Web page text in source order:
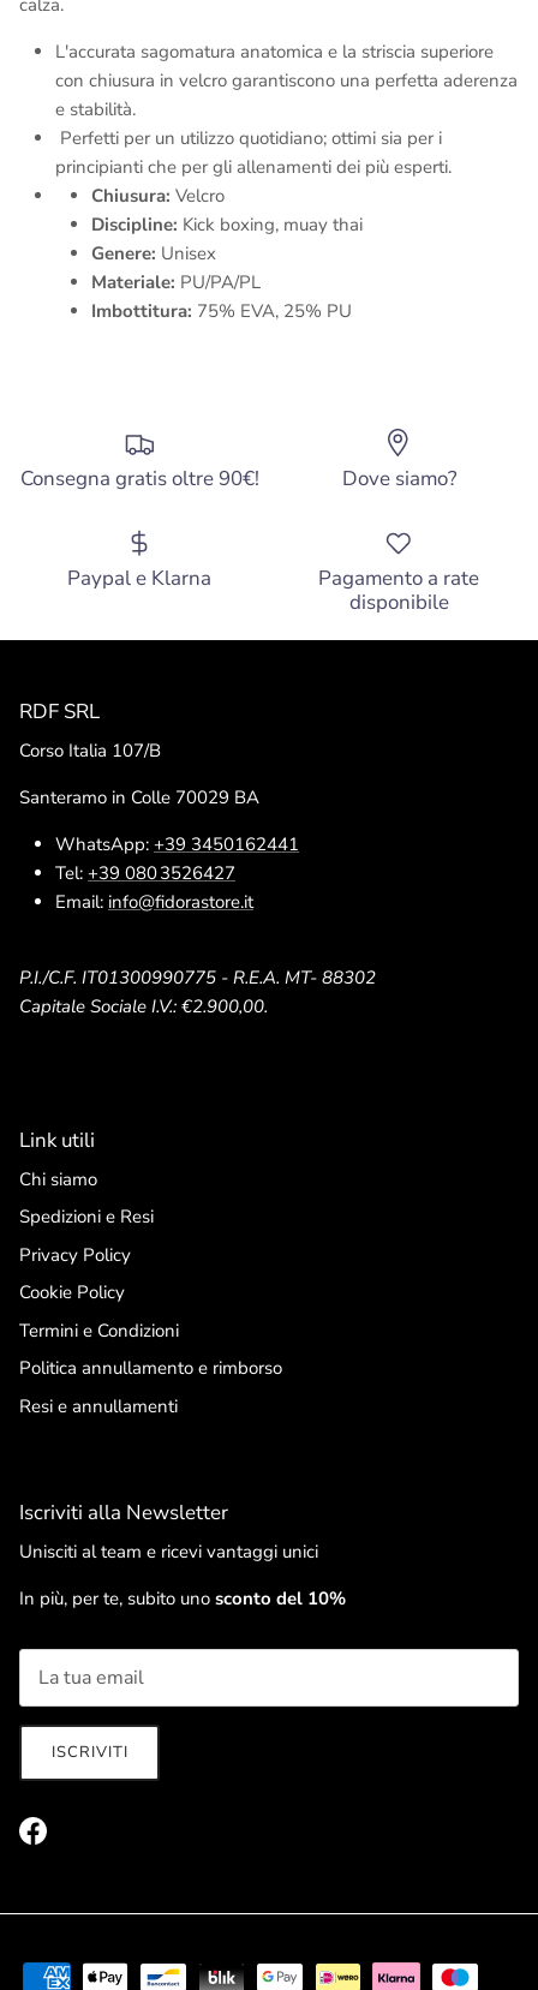
L'accurata sagomatura anatomica e la striscia superiore
con chiusura in velcro garantiscono una perfetta aderenza
e stabilità.
Perfetti per un utilizzo quotidiano; ottimi sia per i
principianti che per gli allenamenti dei più esperti.
Chiusura: Velcro
Discipline: Kick boxing, muay thai
Genere: Unisex
Materiale: PU/PA/PL
Imbottitura: 75% EVA, 25% PU
Consegna gratis oltre 90€! Dove siamo?
Paypal e Klarna
Pagamento a rate
disponibile
RDF SRL
Corso Italia 107/B
Santeramo in Colle 70029 BA
WhatsApp: +39 3450162441
Tel: +39 080 3526427
Email: info@fidorastore.it
P.I./C.F. IT01300990775 - R.E.A. MT- 88302
Capitale Sociale I.V.: €2.900,00.
Link utili
Chi siamo
Spedizioni e Resi
Privacy Policy
Cookie Policy
Termini e Condizioni
Politica annullamento e rimborso
Resi e annullamenti
Iscriviti alla Newsletter
Unisciti al team e ricevi vantaggi unici
In più, per te, subito uno sconto del 10%
ISCRIVITI
Facebook